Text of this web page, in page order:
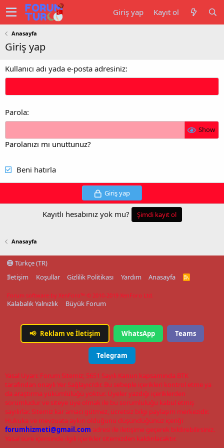
Giriş yap Kayıt ol
Anasayfa
Giriş yap
Kullanıcı adı yada e-posta adresiniz
Parola
Show
Parolanızı mı unuttunuz?
Beni hatırla
Giriş yap
Kayıtlı hesabınız yok mu? Şimdi kayıt ol
Anasayfa
Türkçe (TR)
İletişim
Koşullar Gizlilik Politikası Yardım Anasayfa
R
Forum software by XenForo™ © 2010-2019 XenForo Ltd.
Kalabalık Yalnızlık Büyük Forum
📢 Reklam ve İletişim WhatsApp Teams
Telegram
Yasal Uyarı: Forum Sitemiz; 5651 Sayılı Kanun kapsamında BTK
tarafından onaylı Yer Sağlayıcı'dır. Bu sebeple içerikleri kontrol etme ya
da araştırma yükümlülüğü yoktur. Üyeler yazdığı içeriklerden
sorumludur ve siteye üye olmak ile bu sorumluluğu kabul etmiş
sayılırlar. Sitemiz kar amacı gütmez, ücretsiz bilgi paylaşım merkezidir.
Hukuka ve mevzuata aykırı olduğunu düşündüğünüz içeriği
forumhizmeti@gmail.com adresi ile iletişime geçerek bildirebilirsiniz.
Yasal süre içerisinde ilgili içerikler sitemizden kaldırılacaktır.